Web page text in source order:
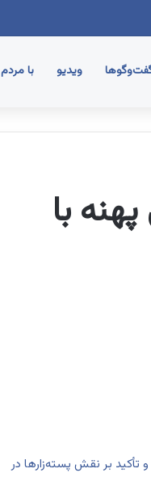
ویدیو با مردم
با
تأکید بر نقش پسته‌زارها در